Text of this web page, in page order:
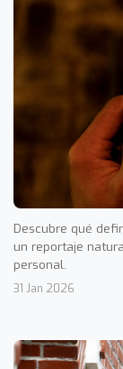
Descubre qué
un reportaje
personal.
31 Jan 2026